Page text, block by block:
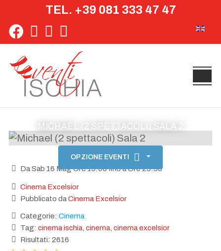
TEL. +39 081 333 47 47
MICHAEL (2 SPETTACOLI) SALA 2
OPZIONE EVENTI
Da Sab 16 Mag Ore 19:00 fino a Ore 23:30
Cinema Excelsior
Pubblicato daCinema Excelsior
Categorie: Cinema
Tag: cinema ischia cinema cinema excelsior
Risultati: 2616